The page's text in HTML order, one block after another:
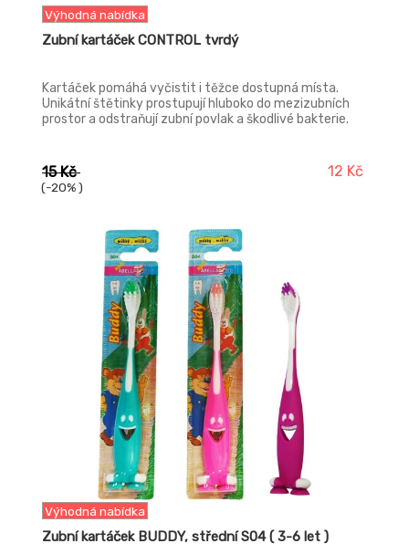
Výhodná nabídka
Zubní kartáček CONTROL tvrdý
Kartáček pomáhá vyčistit i těžce dostupná místa.
Unikátní štětinky prostupují hluboko do mezizubních
prostor a odstraňují zubní povlak a škodlivé bakterie.
15 Kč
(-20% )
12 Kč
Výhodná nabídka
Zubní kartáček BUDDY, střední S04 ( 3-6 let )